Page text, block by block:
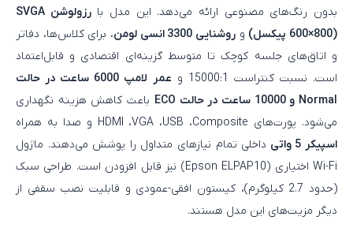
بدون رنگ‌های مصنوعی ارائه می‌دهد. این مدل با
رزولوشن SVGA
(‏800×600‏ پیکسل)
و روشنایی 3300 انسی لومن
، برای کلاس‌ها، دفاتر
و اتاق‌های جلسه کوچک تا متوسط گزینه‌ای اقتصادی و قابل‌اعتماد
است. نسبت کنتراست 15000:1 و
عمر لامپ 6000 ساعت در حالت
Normal و 10000 ساعت در حالت ECO
باعث کاهش هزینه نگهداری
می‌شود. پورت‌های HDMI ،VGA ،USB ،Composite و صدا به همراه
اسپیکر 5 واتی
داخلی تمام نیازهای متداول را پوشش می‌دهند. ماژول
Wi-Fi اختیاری (Epson ELPAP10) نیز قابل افزودن است. طراحی سبک
(حدود 2.7 کیلوگرم)، کیستون افقی-عمودی و قابلیت نصب سقفی از
دیگر مزیت‌های این مدل هستند.